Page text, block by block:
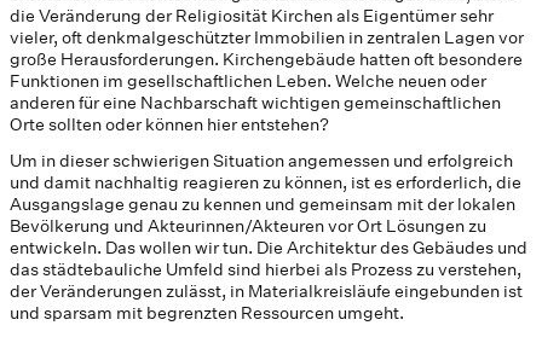
die Veränderung der Religiosität Kirchen als Eigentümer sehr
vieler, oft denkmalgeschützter Immobilien in zentralen Lagen vor
große Herausforderungen. Kirchengebäude hatten oft besondere
Funktionen im gesellschaftlichen Leben. Welche neuen oder
anderen für eine Nachbarschaft wichtigen gemeinschaftlichen
Orte sollten oder können hier entstehen?
Um in dieser schwierigen Situation angemessen und erfolgreich
und damit nachhaltig reagieren zu können, ist es erforderlich, die
Ausgangslage genau zu kennen und gemeinsam mit der lokalen
Bevölkerung und Akteurinnen/Akteuren vor Ort Lösungen zu
entwickeln. Das wollen wir tun. Die Architektur des Gebäudes und
das städtebauliche Umfeld sind hierbei als Prozess zu verstehen,
der Veränderungen zulässt, in Materialkreisläufe eingebunden ist
und sparsam mit begrenzten Ressourcen umgeht.